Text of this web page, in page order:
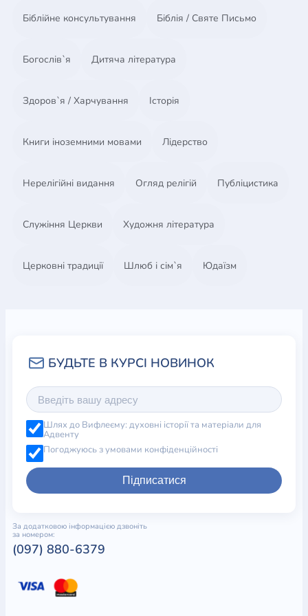
Біблійне консультування Біблія / Святе Письмо
Богослів`я Дитяча література
Здоров`я / Харчування Історія
Книги іноземними мовами Лідерство
Нерелігійні видання Огляд релігій Публіцистика
Служіння Церкви Художня література
Церковні традиції Шлюб і сім`я Юдаїзм
Шлях до Вифлеєму: духовні історії та матеріали для
Адвенту
Погоджуюсь з умовами конфіденційності
Підписатися
За додатковою інформацією дзвоніть
за номером:
(097) 880-6379